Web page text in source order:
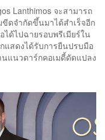
Lanthimos จะสามารถ
ดจำกัดขึ้นมาได้สำเร็จอีก
ได้ไปฉายรอบพรีเมียร์ใน
แสดงได้รับการยืนปรบมือ
แนวดาร์กคอเมดี้ดัดแปลง